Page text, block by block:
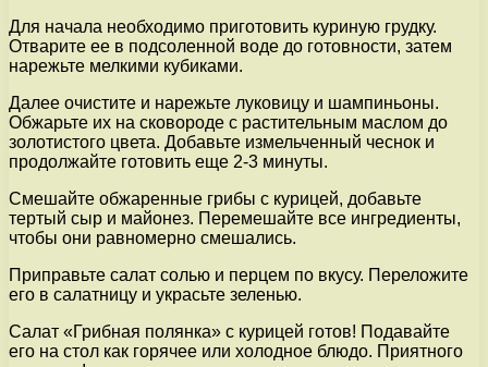
Для начала необходимо приготовить куриную грудку.
Отварите ее в подсоленной воде до готовности, затем
нарежьте мелкими кубиками.
Далее очистите и нарежьте луковицу и шампиньоны.
Обжарьте их на сковороде с растительным маслом до
золотистого цвета. Добавьте измельченный чеснок и
продолжайте готовить еще 2-3 минуты.
Смешайте обжаренные грибы с курицей, добавьте
тертый сыр и майонез. Перемешайте все ингредиенты,
чтобы они равномерно смешались.
Приправьте салат солью и перцем по вкусу. Переложите
его в салатницу и украсьте зеленью.
Салат «Грибная полянка» с курицей готов! Подавайте
его на стол как горячее или холодное блюдо. Приятного